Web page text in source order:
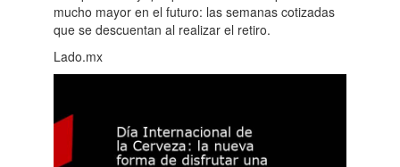
mucho mayor en el futuro: las semanas cotizadas
que se descuentan al realizar el retiro.
Lado.mx